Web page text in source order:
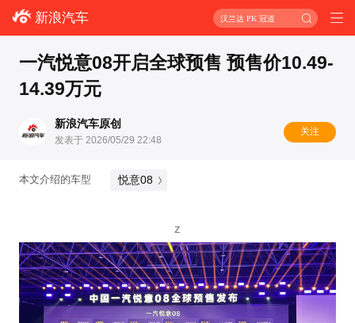
新浪汽车 汉兰达 PK 冠道
一汽悦意08开启全球预售 预售价10.49-
14.39万元
新浪汽车原创
发表于 2026/05/29 22:48
关注
本文介绍的车型 悦意08
z